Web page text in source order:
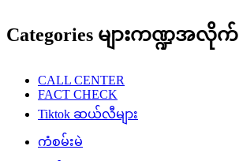
Categories များကဏ္ဍအလိုက်
CALL CENTER
FACT CHECK
Tiktok ဆယ်လီများ
ကံစမ်းမဲ